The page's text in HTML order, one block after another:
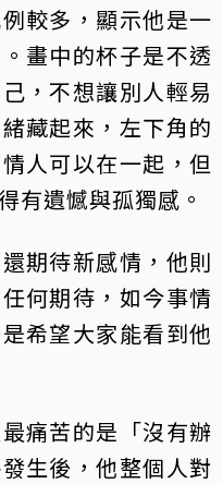
較多，顯示他是一
畫中的杯子是不透
，不想讓別人輕易
藏起來，左下角的
人可以在一起，但
有遺憾與孤獨感。
期待新感情，他則
何期待，如今事情
希望大家能看到他
痛苦的是「沒有辦
生後，他整個人對